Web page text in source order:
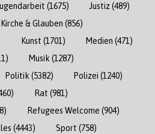
(1675) Justiz(489)
Kirche & Glauben (856)
Kunst (1701) Medien (471)
Musik (1287)
Politik (5382) Polizei (1240)
Rat (981)
Refugees Welcome (904)
(4443) Sport (758)